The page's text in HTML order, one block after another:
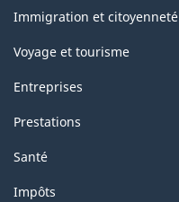
sujets
Immigration et citoyenneté
Voyage et tourisme
Entreprises
Prestations
Santé
Impôts